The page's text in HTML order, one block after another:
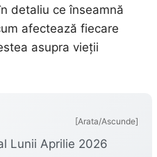
detaliu ce înseamnă
afectează fiecare
asupra vieții
[Arata/Ascunde]
Lunii Aprilie 2026